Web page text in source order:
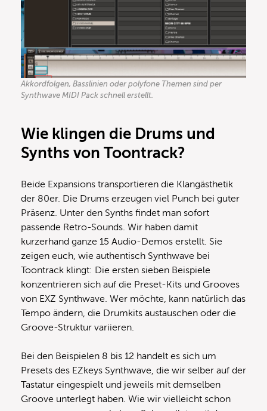
Akkordfolgen, Basslinien oder polyfone Themen sind per
Synthwave MIDI Pack schnell erstellt.
Wie klingen die Drums und
Synths von Toontrack?
Beide Expansions transportieren die Klangästhetik
der 80er. Die Drums erzeugen viel Punch bei guter
Präsenz. Unter den Synths findet man sofort
passende Retro-Sounds. Wir haben damit
kurzerhand ganze 15 Audio-Demos erstellt. Sie
zeigen euch, wie authentisch Synthwave bei
Toontrack klingt: Die ersten sieben Beispiele
konzentrieren sich auf die Preset-Kits und Grooves
von EXZ Synthwave. Wer möchte, kann natürlich das
Tempo ändern, die Drumkits austauschen oder die
Groove-Struktur variieren.
Bei den Beispielen 8 bis 12 handelt es sich um
Presets des EZkeys Synthwave, die wir selber auf der
Tastatur eingespielt und jeweils mit demselben
Groove unterlegt haben. Wie wir vielleicht schon